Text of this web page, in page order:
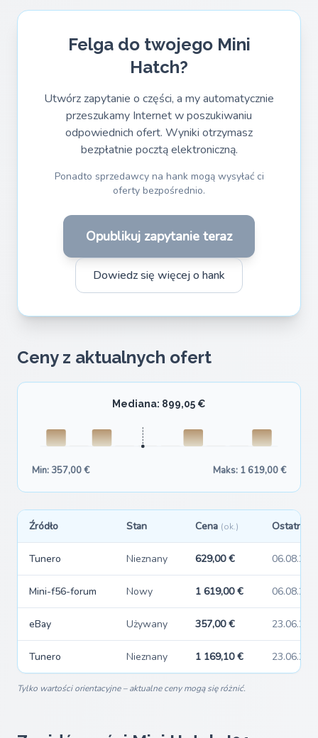
Felga do twojego Mini
Hatch?
Utwórz zapytanie o części, a my automatycznie
przeszukamy Internet w poszukiwaniu
odpowiednich ofert. Wyniki otrzymasz
bezpłatnie pocztą elektroniczną.
Ponadto sprzedawcy na hank mogą wysyłać ci
oferty bezpośrednio.
Opublikuj zapytanie teraz
Dowiedz się więcej o hank
Ceny z aktualnych ofert
Mediana: 899,05 €
Min: 357,00 € Maks: 1 619,00 €
Źródło Stan Cena (ok.) Ostatnio
Tunero Nieznany 629,00 €
Mini-f56-forum Nowy 1 619,00 €
eBay Używany 357,00 €
Tunero Nieznany 1 169,10 €
Tylko wartości orientacyjne – aktualne ceny mogą się różnić.